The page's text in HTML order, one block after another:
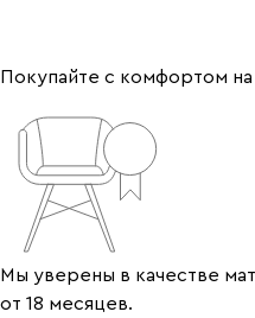
Покупайте с комфортом
Мы уверены в качестве
от 18 месяцев.